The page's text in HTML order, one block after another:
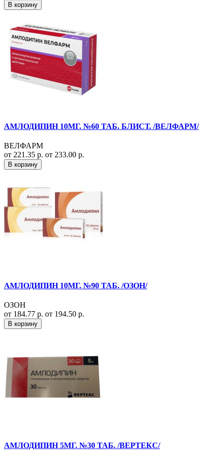
В корзину
АМЛОДИПИН 10МГ. №60 ТАБ. БЛИСТ. /ВЕЛФАРМ/
ВЕЛФАРМ
от 221.35 р. от 233.00 р.
В корзину
АМЛОДИПИН 10МГ. №90 ТАБ. /ОЗОН/
ОЗОН
от 184.77 р. от 194.50 р.
В корзину
АМЛОДИПИН 5МГ. №30 ТАБ. /ВЕРТЕКС/